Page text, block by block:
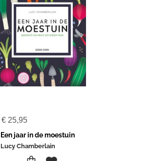
€ 25,95
Een jaar in de moestuin
Lucy Chamberlain